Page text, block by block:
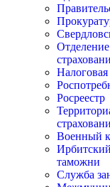
Росреестр
Военный
таможни
Служба